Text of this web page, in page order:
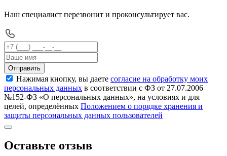
Наш специалист перезвонит и проконсультирует вас.
Отправить
Нажимая кнопку, вы даете согласие на обработку моих
персональных данных в соответствии с ФЗ от 27.07.2006
№152-ФЗ «О персональных данных», на условиях и для
целей, определённых Положением о порядке хранения и
защиты персональных данных пользователей
Оставьте отзыв